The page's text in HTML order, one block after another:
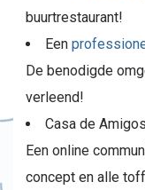
buurtrestaurant!
Een
De benodigde
verleend!
Casa de Amigos
Een online
concept en alle